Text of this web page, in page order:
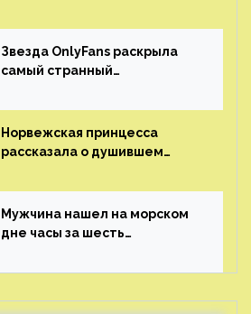
Звезда OnlyFans раскрыла
самый странный
от фаната
Норвежская принцесса
рассказала о душившем
генерала
Мужчина нашел на морском
дне часы за шесть
с помощью пластиковых